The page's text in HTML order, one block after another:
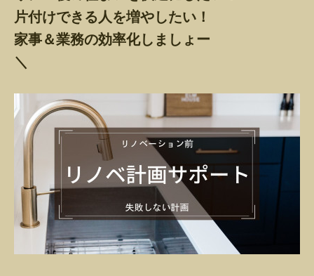
片付けできる人を増やしたい！
家事＆業務の効率化しましょー
＼